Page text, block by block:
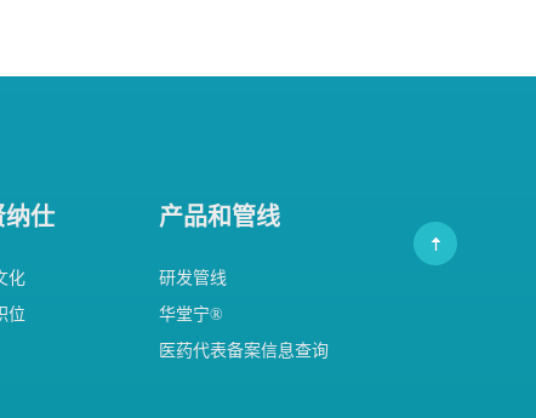
纳仕
化
位
产品和管线
研发管线
华堂宁®
医药代表备案信息查询